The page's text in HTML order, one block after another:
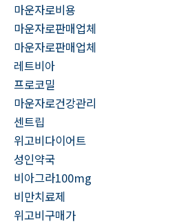
마운자로비용
마운자로판매업체
마운자로판매업체
레트비아
프로코밀
마운자로건강관리
센트립
위고비다이어트
성인약국
비아그라100mg
비만치료제
위고비구매가